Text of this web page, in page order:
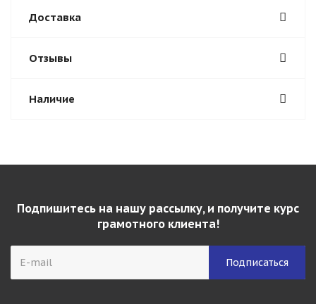
Доставка
Отзывы
Наличие
Подпишитесь на нашу рассылку, и получите курс
грамотного клиента!